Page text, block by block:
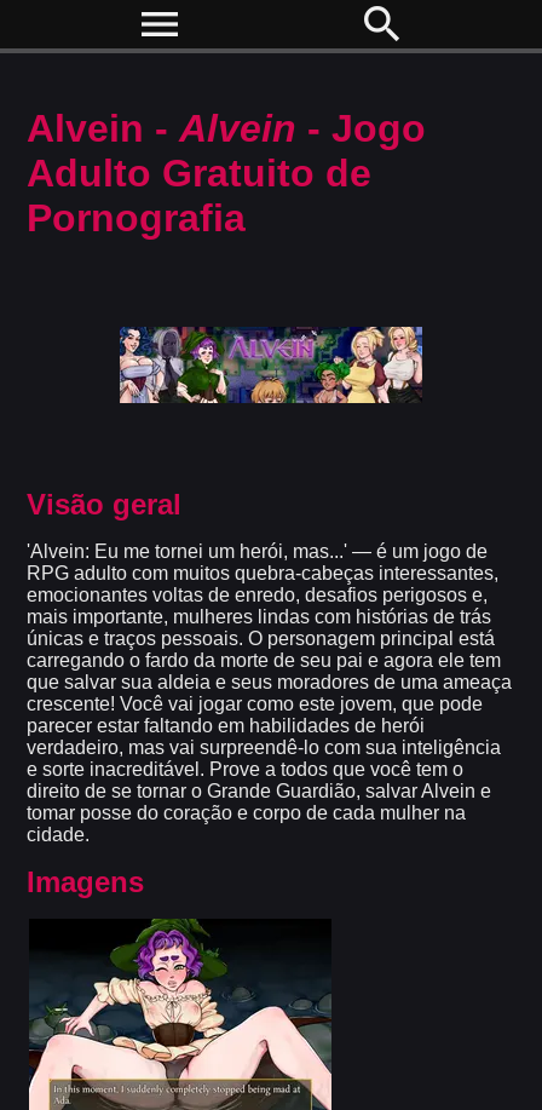
menu search
Alvein -Alvein - Jogo
Adulto Gratuito de
Pornografia
Visão geral
'Alvein: Eu me tornei um herói, mas...' — é um jogo de
RPG adulto com muitos quebra-cabeças interessantes,
emocionantes voltas de enredo, desafios perigosos e,
mais importante, mulheres lindas com histórias de trás
únicas e traços pessoais. O personagem principal está
carregando o fardo da morte de seu pai e agora ele tem
que salvar sua aldeia e seus moradores de uma ameaça
crescente! Você vai jogar como este jovem, que pode
parecer estar faltando em habilidades de herói
verdadeiro, mas vai surpreendê-lo com sua inteligência
e sorte inacreditável. Prove a todos que você tem o
direito de se tornar o Grande Guardião, salvar Alvein e
tomar posse do coração e corpo de cada mulher na
cidade.
Imagens